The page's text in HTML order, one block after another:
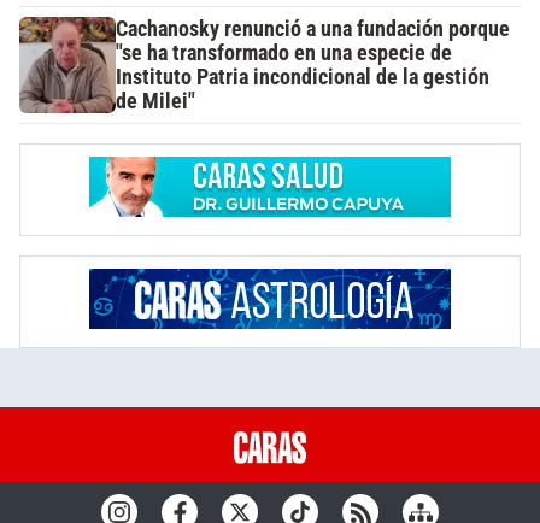
Cachanosky renunció a una fundación porque
"se ha transformado en una especie de
Instituto Patria incondicional de la gestión
de Milei"